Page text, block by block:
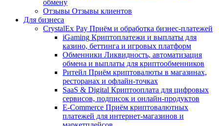
обмену
Отзывы Отзывы клиентов
Для бизнеса
CrystalEx Pay Приём и обработка бизнес-платежей
iGaming Криптоплатежи и выплаты для
казино, беттинга и игровых платформ
Обменники Ликвидность, автоматизация
обмена и выплаты для криптообменников
Ритейл Приём криптовалюты в магазинах,
ресторанах и офлайн-точках
SaaS & Digital Криптооплата для цифровых
сервисов, подписок и онлайн-продуктов
E-Commerce Приём криптовалютных
платежей для интернет-магазинов и